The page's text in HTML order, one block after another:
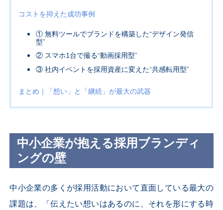
コストを抑えた成功事例
①無料ツールでブランドを構築した“デザイン発信
型”
② スマホ1台で撮る“動画採用型”
③社内イベントを採用資産に変えた“共感転用型”
まとめ｜「想い」と「継続」が最大の武器
中小企業が抱える採用ブランディ
ングの壁
中小企業の多くが採用活動において直面している最大の
課題は、「伝えたい想いはあるのに、それを形にする時